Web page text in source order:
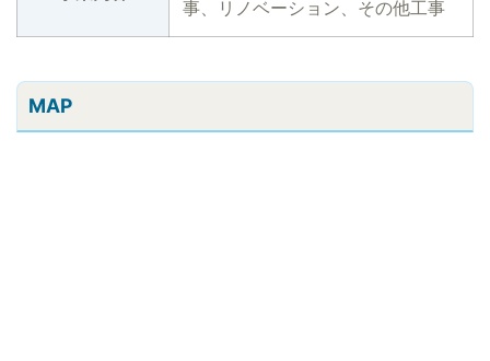
事、リノベーション、その他工事
MAP